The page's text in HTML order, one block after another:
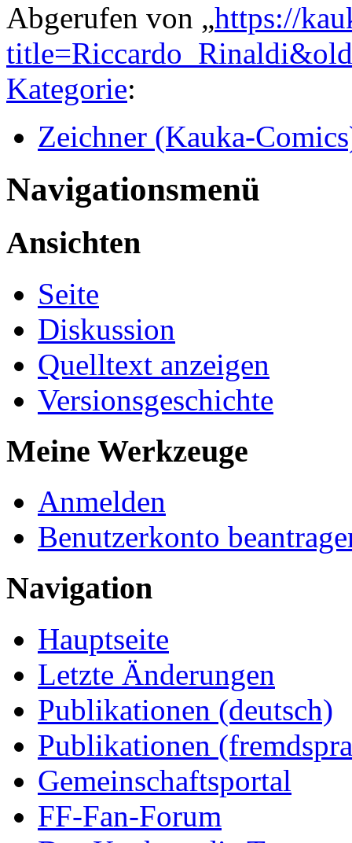
Abgerufen von „https://
Kategorie:
Zeichner (Kauka-
Navigationsmenü
Ansichten
Seite
Diskussion
Quelltext anzeigen
Versionsgeschichte
Meine Werkzeuge
Anmelden
Benutzerkonto
Navigation
Hauptseite
Letzte Änderungen
Publikationen (deutsch)
Publikationen
Gemeinschaftsportal
FF-Fan-Forum